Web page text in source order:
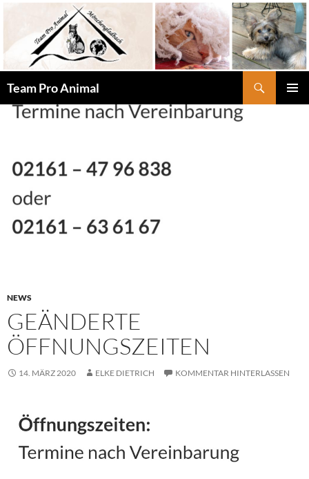
springen
Team Pro Animal
NEWS
GEÄNDERTE
ÖFFNUNGSZEITEN
14. MÄRZ 2020 ELKE DIETRICH KOMMENTAR HINTERLASSEN